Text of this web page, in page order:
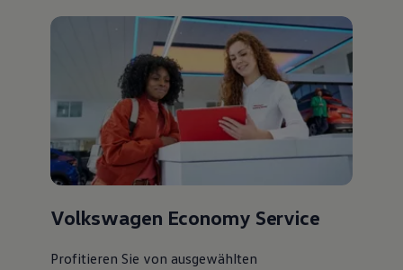
Volkswagen Economy Service
Profitieren Sie von ausgewählten